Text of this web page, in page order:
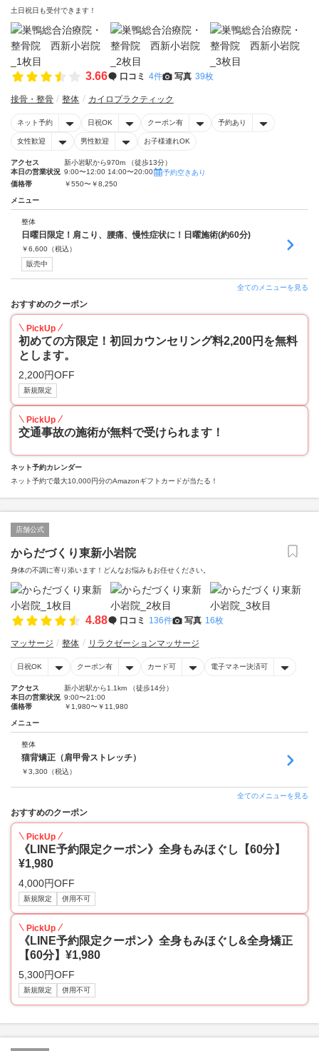
土日祝日も受付できます！
3.66 口コミ 4件 写真 39枚
接骨・整骨 整体 カイロプラクティック
ネット予約 日祝OK クーポン有 予約あり
女性歓迎 男性歓迎 お子様連れOK
アクセス
新小岩駅から970m （徒歩13分）
本日の営業状況 9:00〜12:00 14:00〜20:00
予約空きあり
価格帯
￥550〜￥8,250
メニュー
整体
日曜日限定！肩こり、腰痛、慢性症状に！日曜施術(約60分)
￥6,600 （税込）
販売中
全てのメニューを見る
おすすめのクーポン
PickUp
初めての方限定！初回カウンセリング料2,200円を無料
とします。
2,200円OFF
新規限定
PickUp
交通事故の施術が無料で受けられます！
ネット予約カレンダー
ネット予約で最大10,000円分のAmazonギフトカードが当たる！
店舗公式
からだづくり東新小岩院
身体の不調に寄り添います！どんなお悩みもお任せください。
4.88 口コミ 136件 写真 16枚
マッサージ 整体 リラクゼーションマッサージ
日祝OK クーポン有 カード可 電子マネー決済可
アクセス
新小岩駅から1.1km （徒歩14分）
本日の営業状況 9:00〜21:00
価格帯
￥1,980〜￥11,980
メニュー
整体
猫背矯正（肩甲骨ストレッチ）
￥3,300 （税込）
全てのメニューを見る
おすすめのクーポン
PickUp
《LINE予約限定クーポン》全身もみほぐし【60分】
¥1,980
4,000円OFF
新規限定 併用不可
PickUp
《LINE予約限定クーポン》全身もみほぐし&全身矯正
【60分】¥1,980
5,300円OFF
新規限定 併用不可